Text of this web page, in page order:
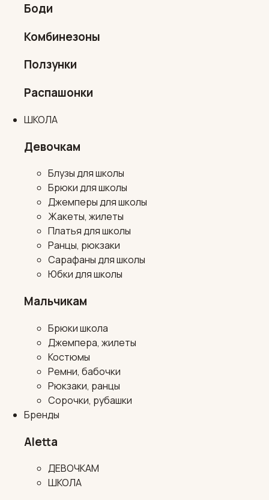
Боди
Комбинезоны
Ползунки
Распашонки
ШКОЛА
Девочкам
Блузы для школы
Брюки для школы
Джемперы для школы
Жакеты, жилеты
Платья для школы
Ранцы, рюкзаки
Сарафаны для школы
Юбки для школы
Мальчикам
Брюки школа
Джемпера, жилеты
Костюмы
Ремни, бабочки
Рюкзаки, ранцы
Сорочки, рубашки
Бренды
Aletta
ДЕВОЧКАМ
ШКОЛА